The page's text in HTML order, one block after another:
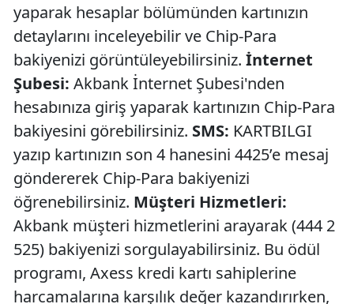
yaparak hesaplar bölümünden kartınızın
detaylarını inceleyebilir ve Chip-Para
bakiyenizi görüntüleyebilirsiniz. İnternet
Şubesi: Akbank İnternet Şubesi'nden
hesabınıza giriş yaparak kartınızın Chip-Para
bakiyesini görebilirsiniz. SMS: KARTBILGI
yazıp kartınızın son 4 hanesini 4425’e mesaj
göndererek Chip-Para bakiyenizi
öğrenebilirsiniz. Müşteri Hizmetleri:
Akbank müşteri hizmetlerini arayarak (444 2
525) bakiyenizi sorgulayabilirsiniz. Bu ödül
programı, Axess kredi kartı sahiplerine
harcamalarına karşılık değer kazandırırken,